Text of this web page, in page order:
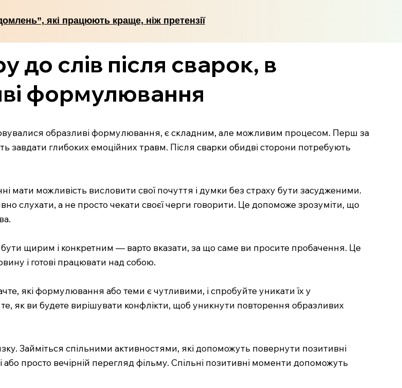
які працюють краще, ніж претензії
до слів після сварок, в
формулювання
образливі формулювання, є складним, але можливим процесом. Перш за
завдати глибоких емоційних травм. Після сварки обидві сторони потребують
мати можливість висловити свої почуття і думки без страху бути засудженими.
слухати, а не просто чекати своєї черги говорити. Це допоможе зрозуміти, що
щирим і конкретним — варто вказати, за що саме ви просите пробачення. Це
і готові працювати над собою.
які формулювання або теми є чутливими, і спробуйте уникати їх у
як ви будете вирішувати конфлікти, щоб уникнути повторення образливих
Займіться спільними активностями, які допоможуть повернути позитивні
або просто вечірній перегляд фільму. Спільні позитивні моменти допоможуть